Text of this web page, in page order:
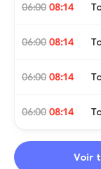
06:00 08:14
06:00 08:14
06:00 08:14
06:00 08:14
Voir